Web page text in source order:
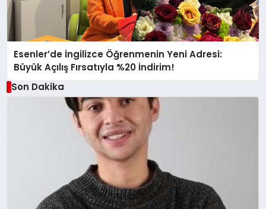
Esenler’de İngilizce Öğrenmenin Yeni Adresi:
Büyük Açılış Fırsatıyla %20 İndirim!
Son Dakika